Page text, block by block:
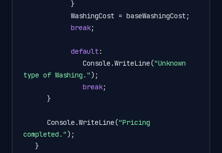
break;
default :
               Console.WriteLine(
"Unknown
type of Washing.");
break;
      Console.WriteLine(
"Pricing
completed.");